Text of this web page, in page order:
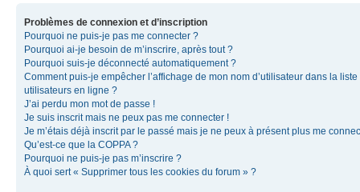
Problèmes de connexion et d’inscription
Pourquoi ne puis-je pas me connecter ?
Pourquoi ai-je besoin de m’inscrire, après tout ?
Pourquoi suis-je déconnecté automatiquement ?
Comment puis-je empêcher l’affichage de mon nom d’utilisateur dans la liste
utilisateurs en ligne ?
J’ai perdu mon mot de passe !
Je suis inscrit mais ne peux pas me connecter !
Je m’étais déjà inscrit par le passé mais je ne peux à présent plus me
Qu’est-ce que la COPPA ?
Pourquoi ne puis-je pas m’inscrire ?
À quoi sert « Supprimer tous les cookies du forum » ?